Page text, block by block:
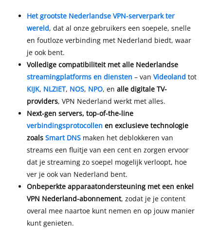
Het grootste Nederlandse VPN-serverpark ter
wereld, dat al onze gebruikers een soepele, snelle
en foutloze verbinding met Nederland biedt, waar
je ook bent.
Volledige compatibiliteit met alle Nederlandse
streamingplatforms en diensten – van Videoland tot
KIJK, NLZIET, NOS, NPO, en alle digitale TV-
providers, VPN Nederland werkt met alles.
Next-gen servers, top-of-the-line
verbindingsprotocollen en exclusieve technologie
zoals Smart DNS maken het deblokkeren van
streams een fluitje van een cent en zorgen ervoor
dat je streaming zo soepel mogelijk verloopt, hoe
ver je ook van Nederland bent.
Onbeperkte apparaatondersteuning met een enkel
VPN Nederland-abonnement, zodat je je content
overal mee naartoe kunt nemen en op jouw manier
kunt genieten.